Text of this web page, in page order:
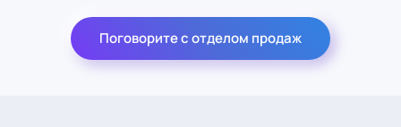
Поговорите с отделом продаж